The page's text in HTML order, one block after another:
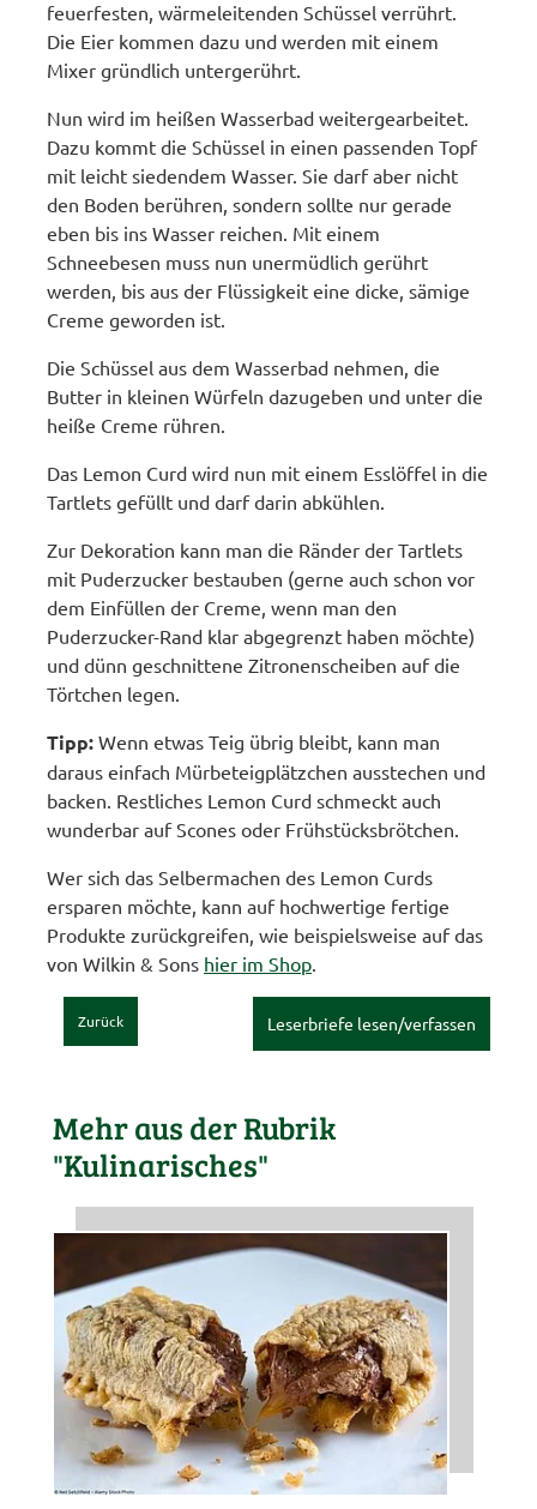
feuerfesten, wärmeleitenden Schüssel verrührt.
Die Eier kommen dazu und werden mit einem
Mixer gründlich untergerührt.
Nun wird im heißen Wasserbad weitergearbeitet.
Dazu kommt die Schüssel in einen passenden Topf
mit leicht siedendem Wasser. Sie darf aber nicht
den Boden berühren, sondern sollte nur gerade
eben bis ins Wasser reichen. Mit einem
Schneebesen muss nun unermüdlich gerührt
werden, bis aus der Flüssigkeit eine dicke, sämige
Creme geworden ist.
Die Schüssel aus dem Wasserbad nehmen, die
Butter in kleinen Würfeln dazugeben und unter die
heiße Creme rühren.
Das Lemon Curd wird nun mit einem Esslöffel in die
Tartlets gefüllt und darf darin abkühlen.
Zur Dekoration kann man die Ränder der Tartlets
mit Puderzucker bestauben (gerne auch schon vor
dem Einfüllen der Creme, wenn man den
Puderzucker-Rand klar abgegrenzt haben möchte)
und dünn geschnittene Zitronenscheiben auf die
Törtchen legen.
Tipp: Wenn etwas Teig übrig bleibt, kann man
daraus einfach Mürbeteigplätzchen ausstechen und
backen. Restliches Lemon Curd schmeckt auch
wunderbar auf Scones oder Frühstücksbrötchen.
Wer sich das Selbermachen des Lemon Curds
ersparen möchte, kann auf hochwertige fertige
Produkte zurückgreifen, wie beispielsweise auf das
von Wilkin & Sons hier im Shop
Zurück Leserbriefe lesen/verfassen
Mehr aus der Rubrik
"Kulinarisches"